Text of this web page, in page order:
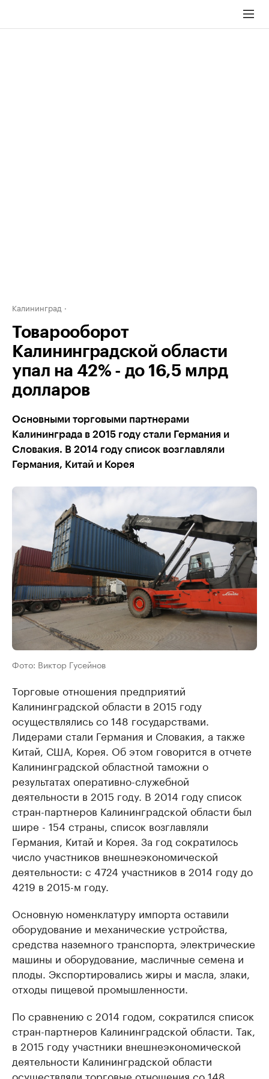
Калининград
Товарооборот
Калининградской области
упал на 42% - до 16,5 млрд
долларов
Основными торговыми партнерами
Калининграда в 2015 году стали Германия и
Словакия. В 2014 году список возглавляли
Германия, Китай и Корея
Фото: Виктор Гусейнов
Торговые отношения предприятий
Калининградской области в 2015 году
осуществлялись со 148 государствами.
Лидерами стали Германия и Словакия, а также
Китай, США, Корея. Об этом говорится в отчете
Калининградской областной таможни о
результатах оперативно-служебной
деятельности в 2015 году. В 2014 году список
стран-партнеров Калининградской области был
шире - 154 страны, список возглавляли
Германия, Китай и Корея. За год сократилось
число участников внешнеэкономической
деятельности: с 4724 участников в 2014 году до
4219 в 2015-м году.
Основную номенклатуру импорта оставили
оборудование и механические устройства,
средства наземного транспорта, электрические
машины и оборудование, масличные семена и
плоды. Экспортировались жиры и масла, злаки,
отходы пищевой промышленности.
По сравнению с 2014 годом, сократился список
стран-партнеров Калининградской области. Так,
в 2015 году участники внешнеэкономической
деятельности Калининградской области
осуществляли торговые отношения со 148